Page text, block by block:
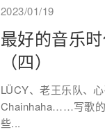
2023/01/19
最好的音乐
（四）
LÜCY、老王乐队、心
Chainhaha……写歌
些...